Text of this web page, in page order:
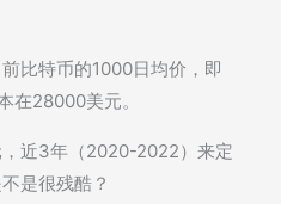
比特币的1000日均价，即
在28000美元。
近3年（2020-2022）来定
是很残酷？